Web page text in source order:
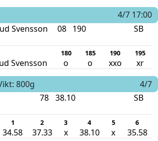
4/7 17:00
Svensson 08 190 SB
180 185 190 195
Svensson o o xxo xr
800g
4/7
78 38.10 SB
1 2 3 4 5 6
34.58 37.33 x 38.10 x 35.58